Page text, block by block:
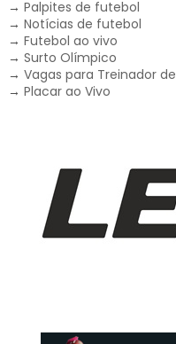
→ Palpites de futebol
→ Notícias de futebol
→ Futebol ao vivo
→ Surto Olímpico
→ Vagas para Treinador
→ Placar ao Vivo